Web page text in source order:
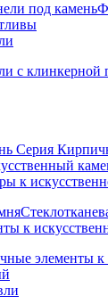
под камень
с клинкерной
Серия
к
к
элементы